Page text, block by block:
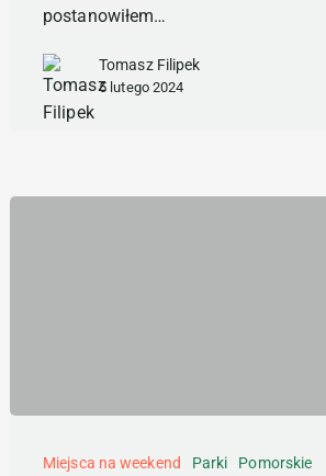
postanowiłem…
Tomasz Filipek
5 lutego 2024
ParkMiejsca na weekend Parki Pomorskie